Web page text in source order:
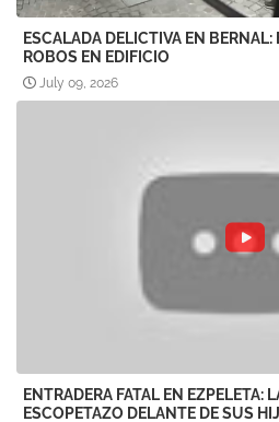
ESCALADA DELICTIVA EN
ROBOS EN EDIFICIO
July 09, 2026
ENTRADERA FATAL EN EZPELETA:
ESCOPETAZO DELANTE DE SUS